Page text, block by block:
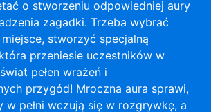
o stworzeniu odpowiedniej aury
zagadki. Trzeba wybrać
stworzyć specjalną
przeniesie uczestników w
pełen wrażeń i
przygód! Mroczna aura sprawi,
w pełni wczują się w rozgrywkę, a